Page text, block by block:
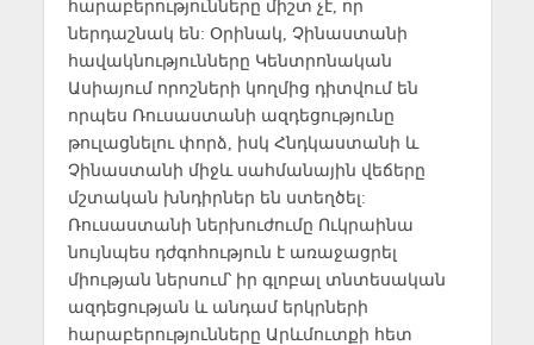
հարաբերությունները միշտ չէ, որ
ներդաշնակ են: Օրինակ, Չինաստանի
հավակնությունները Կենտրոնական
Ասիայում որոշների կողմից դիտվում են
որպես Ռուսաստանի ազդեցությունը
թուլացնելու փորձ, իսկ Հնդկաստանի և
Չինաստանի միջև սահմանային վեճերը
մշտական խնդիրներ են ստեղծել:
Ռուսաստանի ներխուժումը Ուկրաինա
նույնպես դժգոհություն է առաջացրել
միության ներսում՝ իր գլոբալ տնտեսական
ազդեցության և անդամ երկրների
հարաբերությունները Արևմուտքի հետ